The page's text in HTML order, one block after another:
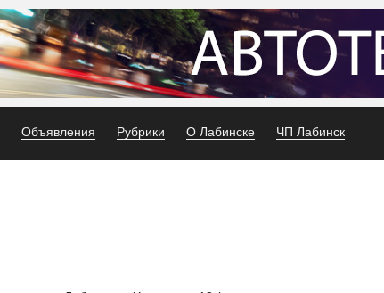
Объявления Рубрики О Лабинске ЧП Лабинск